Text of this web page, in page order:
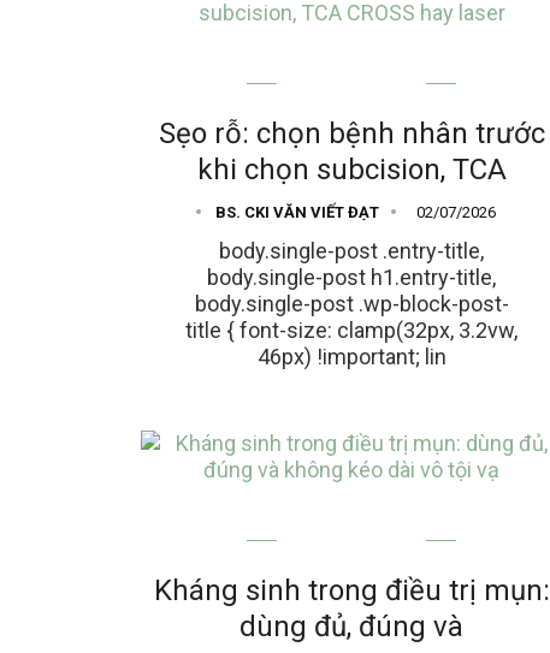
Sẹo rỗ: chọn bệnh nhân trước
khi chọn subcision, TCA
BS. CKI VĂN VIẾT ĐẠT 02/07/2026
body.single-post .entry-title,
body.single-post h1.entry-title,
body.single-post .wp-block-post-
title { font-size: clamp(32px, 3.2vw,
46px) !important; lin
Kháng sinh trong điều trị mụn:
dùng đủ, đúng và